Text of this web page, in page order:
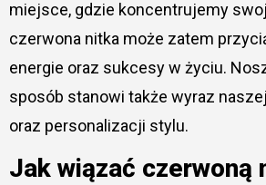
miejsce, gdzie koncentrujemy
czerwona nitka może zatem
energie oraz sukcesy w życiu.
sposób stanowi także wyraz
oraz personalizacji stylu.
Jak wiązać czerwoną